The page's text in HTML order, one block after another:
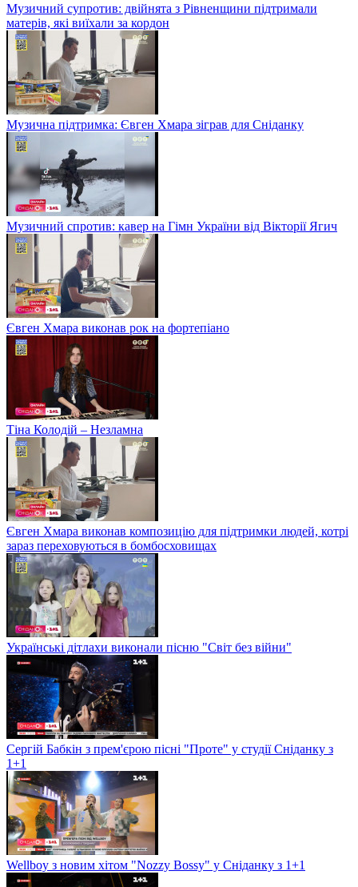
Музичний супротив: двійнята з Рівненщини підтримали
матерів, які виїхали за кордон
Музична підтримка: Євген Хмара зіграв для Сніданку
Музичний спротив: кавер на Гімн України від Вікторії Ягич
Євген Хмара виконав рок на фортепіано
Тіна Колодій – Незламна
Євген Хмара виконав композицію для підтримки людей, котрі
зараз переховуються в бомбосховищах
Українські дітлахи виконали пісню "Світ без війни"
Сергій Бабкін з прем'єрою пісні "Проте" у студії Сніданку з
1+1
Wellboy з новим хітом "Nozzy Bossy" у Сніданку з 1+1